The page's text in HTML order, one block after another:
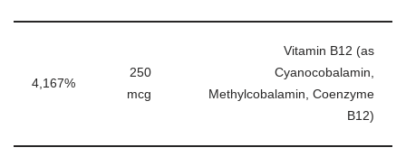
Vitamin B12 (as
Cyanocobalamin,
Methylcobalamin, Coenzyme
B12)
250
mcg
4,167%